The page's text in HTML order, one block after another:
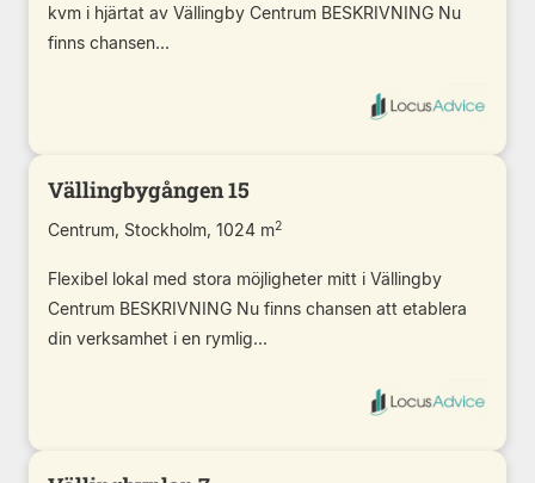
kvm i hjärtat av Vällingby Centrum BESKRIVNING Nu
finns chansen...
Vällingbygången 15
Centrum, Stockholm, 1024 m2
Flexibel lokal med stora möjligheter mitt i Vällingby
Centrum BESKRIVNING Nu finns chansen att etablera
din verksamhet i en rymlig...